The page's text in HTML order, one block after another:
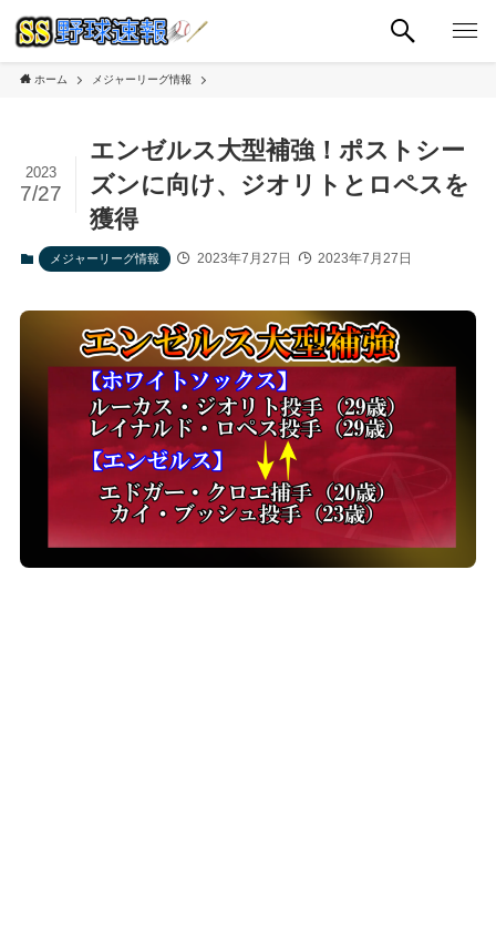
ホーム メジャーリーグ情報
エンゼルス大型補強！ポストシー
ズンに向け、ジオリトとロペスを
獲得
2023
7/27
メジャーリーグ情報 2023年7月27日 2023年7月27日